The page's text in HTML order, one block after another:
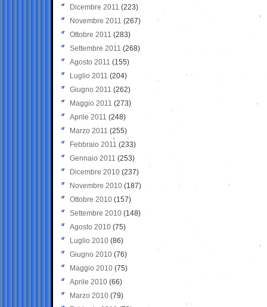
Dicembre 2011 (223)
Novembre 2011 (267)
Ottobre 2011 (283)
Settembre 2011 (268)
Agosto 2011 (155)
Luglio 2011 (204)
Giugno 2011 (262)
Maggio 2011 (273)
Aprile 2011 (248)
Marzo 2011 (255)
Febbraio 2011 (233)
Gennaio 2011 (253)
Dicembre 2010 (237)
Novembre 2010 (187)
Ottobre 2010 (157)
Settembre 2010 (148)
Agosto 2010 (75)
Luglio 2010 (86)
Giugno 2010 (76)
Maggio 2010 (75)
Aprile 2010 (66)
Marzo 2010 (79)